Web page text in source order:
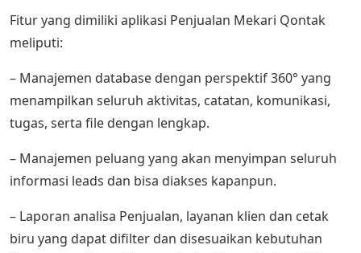
Fitur yang dimiliki aplikasi Penjualan Mekari Qontak
meliputi:
– Manajemen database dengan perspektif 360° yang
menampilkan seluruh aktivitas, catatan, komunikasi,
tugas, serta file dengan lengkap.
– Manajemen peluang yang akan menyimpan seluruh
informasi leads dan bisa diakses kapanpun.
– Laporan analisa Penjualan, layanan klien dan cetak
biru yang dapat difilter dan disesuaikan kebutuhan